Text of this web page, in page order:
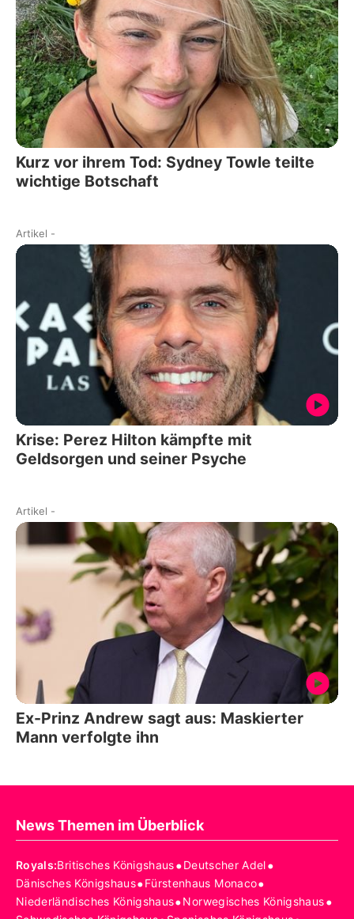
Kurz vor ihrem Tod: Sydney Towle teilte
wichtige Botschaft
Artikel -
Krise: Perez Hilton kämpfte mit
Geldsorgen und seiner Psyche
Artikel -
Ex-Prinz Andrew sagt aus: Maskierter
Mann verfolgte ihn
News Themen im Überblick
Royals:Britisches Königshaus•Deutscher Adel•
Dänisches Königshaus•Fürstenhaus Monaco•
Niederländisches Königshaus•Norwegisches Königshaus•